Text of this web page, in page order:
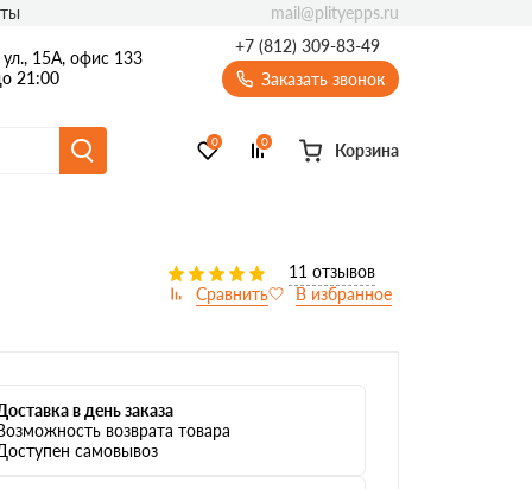
15А, офис 133
21:00
+7 (812) 309-83-49
Заказать звонок
0 0 Корзина
mail@plityepps.ru
11 отзывов
в день заказа
возврата товара
самовывоз